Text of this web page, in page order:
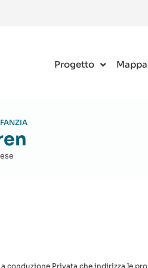
Progetto Mappa
conduzione Privata che indirizza le